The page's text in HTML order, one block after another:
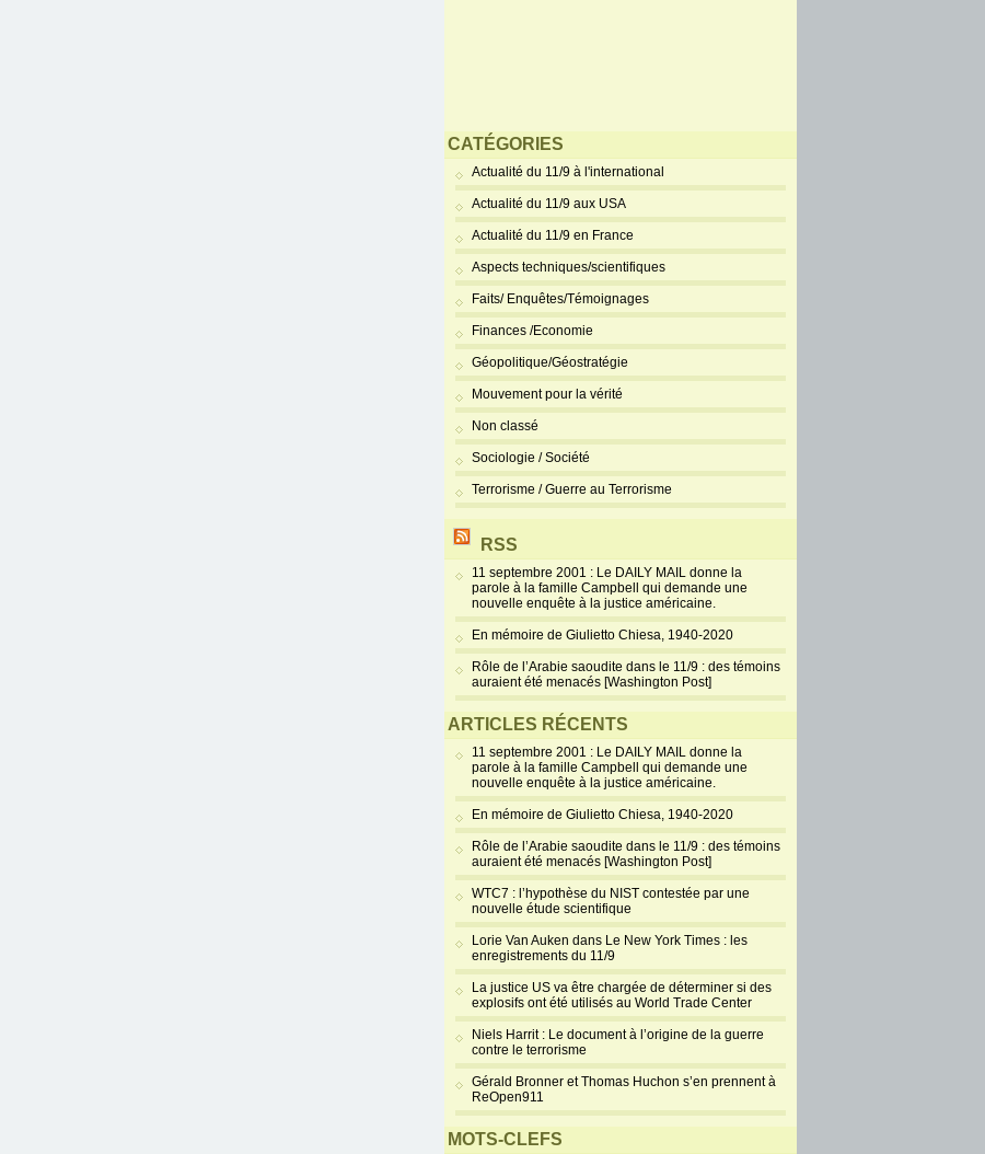
CATÉGORIES
Actualité du 11/9 à l'international
Actualité du 11/9 aux USA
Actualité du 11/9 en France
Aspects techniques/scientifiques
Faits/ Enquêtes/Témoignages
Finances /Economie
Géopolitique/Géostratégie
Mouvement pour la vérité
Non classé
Sociologie / Société
Terrorisme / Guerre au Terrorisme
RSS
11 septembre 2001 : Le DAILY MAIL donne la
parole à la famille Campbell qui demande une
nouvelle enquête à la justice américaine.
En mémoire de Giulietto Chiesa, 1940-2020
Rôle de l’Arabie saoudite dans le 11/9 : des témoins
auraient été menacés [Washington Post]
ARTICLES RÉCENTS
11 septembre 2001 : Le DAILY MAIL donne la
parole à la famille Campbell qui demande une
nouvelle enquête à la justice américaine.
En mémoire de Giulietto Chiesa, 1940-2020
Rôle de l’Arabie saoudite dans le 11/9 : des témoins
auraient été menacés [Washington Post]
WTC7 : l’hypothèse du NIST contestée par une
nouvelle étude scientifique
Lorie Van Auken dans Le New York Times : les
enregistrements du 11/9
La justice US va être chargée de déterminer si des
explosifs ont été utilisés au World Trade Center
Niels Harrit : Le document à l’origine de la guerre
contre le terrorisme
Gérald Bronner et Thomas Huchon s’en prennent à
ReOpen911
MOTS-CLEFS